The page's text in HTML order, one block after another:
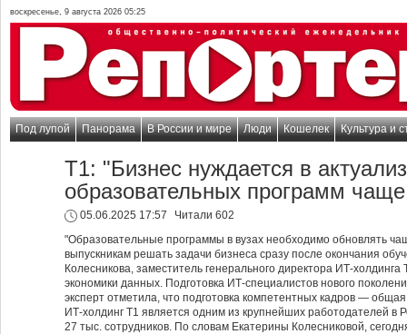
воскресенье, 9 августа 2026 05:25
Под лупой Панорама В России и мире Люди Кошелек Культура и
Т1: "Бизнес нуждается в
образовательных программ
05.06.2025 17:57
Читали 602
"Образовательные программы в вузах необходимо обновлять
выпускникам решать задачи бизнеса сразу после окончания
Колесникова, заместитель генерального директора ИТ-
экономики данных. Подготовка ИТ-специалистов нового
эксперт отметила, что подготовка компетентных кадров —
ИТ-холдинг Т1 является одним из крупнейших работодателей в
27 тыс. сотрудников. По словам Екатерины Колесниковой,